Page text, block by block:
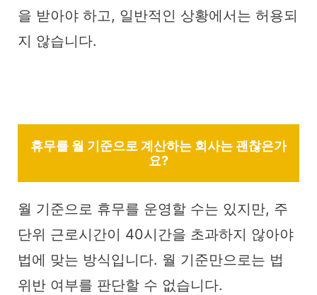
을 받아야 하고, 일반적인 상황에서는 허용되
지 않습니다.
휴무를 월 기준으로 계산하는 회사는 괜찮은가
요?
월 기준으로 휴무를 운영할 수는 있지만, 주
단위 근로시간이 40시간을 초과하지 않아야
법에 맞는 방식입니다. 월 기준만으로는 법
위반 여부를 판단할 수 없습니다.